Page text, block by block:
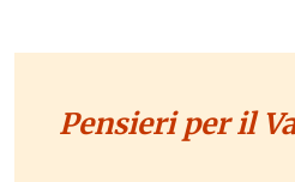
Pensieri per il